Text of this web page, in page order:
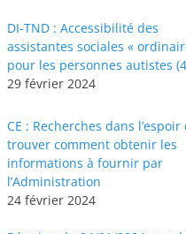
DI-TND : Accessibilité des
assistantes sociales «
pour les personnes autistes
29 février 2024
CE : Recherches dans l’espoir
trouver comment obtenir les
informations à fournir par
l’Administration
24 février 2024